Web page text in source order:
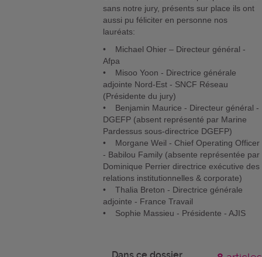
sans notre jury, présents sur place ils ont
aussi pu féliciter en personne nos
lauréats:
• Michael Ohier – Directeur général -
Afpa
• Misoo Yoon - Directrice générale
adjointe Nord-Est - SNCF Réseau
(Présidente du jury)
• Benjamin Maurice - Directeur général -
DGEFP (absent représenté par Marine
Pardessus sous-directrice DGEFP)
• Morgane Weil - Chief Operating Officer
- Babilou Family (absente représentée par
Dominique Perrier directrice exécutive des
relations institutionnelles & corporate)
• Thalia Breton - Directrice générale
adjointe - France Travail
• Sophie Massieu - Présidente - AJIS